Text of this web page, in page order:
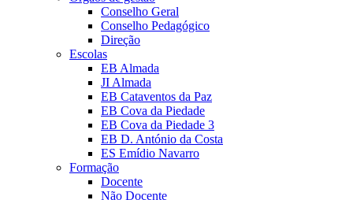
Conselho Geral
Conselho Pedagógico
Direção
Escolas
EB Almada
JI Almada
EB Cataventos da Paz
EB Cova da Piedade
EB Cova da Piedade 3
EB D. António da Costa
ES Emídio Navarro
Formação
Docente
Não Docente